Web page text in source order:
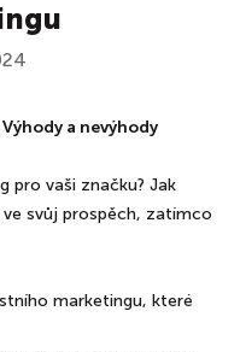
a nevýhody
pro vaši značku? Jak
svůj prospěch, zatímco
marketingu, které